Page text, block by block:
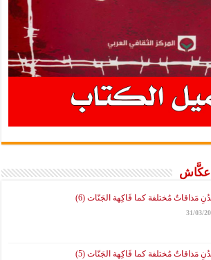
عكَّاش
مَذاقاتٌ مُختلفة كما فَاكِهة الجَنّات (6)
31/03/
مَذاقاتٌ مُختلفة كما فَاكِهة الجَنّات (5)